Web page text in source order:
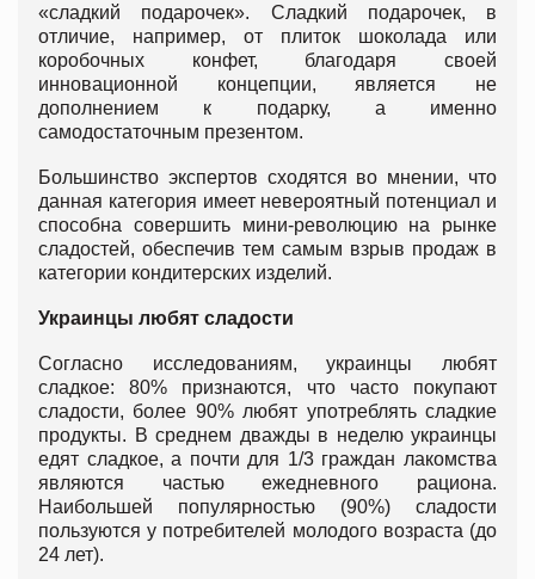
«сладкий подарочек». Сладкий подарочек, в
отличие, например, от плиток шоколада или
коробочных конфет, благодаря своей
инновационной концепции, является не
дополнением к подарку, а именно
самодостаточным презентом.
Большинство экспертов сходятся во мнении, что
данная категория имеет невероятный потенциал и
способна совершить мини-революцию на рынке
сладостей, обеспечив тем самым взрыв продаж в
категории кондитерских изделий.
Украинцы любят сладости
Согласно исследованиям, украинцы любят
сладкое: 80% признаются, что часто покупают
сладости, более 90% любят употреблять сладкие
продукты. В среднем дважды в неделю украинцы
едят сладкое, а почти для 1/3 граждан лакомства
являются частью ежедневного рациона.
Наибольшей популярностью (90%) сладости
пользуются у потребителей молодого возраста (до
24 лет).